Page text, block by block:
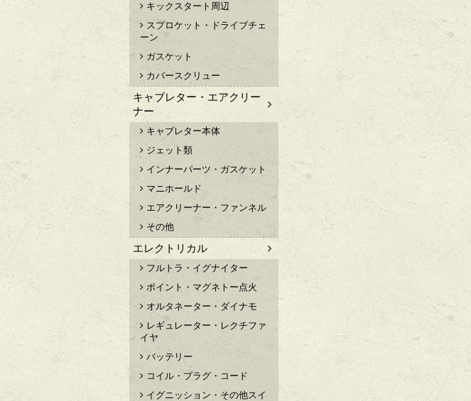
キックスタート周辺
スプロケット・ドライブチェ
ーン
ガスケット
カバースクリュー
キャブレター・エアクリー
ナー
キャブレター本体
ジェット類
インナーパーツ・ガスケット
マニホールド
エアクリーナー・ファンネル
その他
エレクトリカル
フルトラ・イグナイター
ポイント・マグネトー点火
オルタネーター・ダイナモ
レギュレーター・レクチファ
イヤ
バッテリー
コイル・プラグ・コード
イグニッション・その他スイ